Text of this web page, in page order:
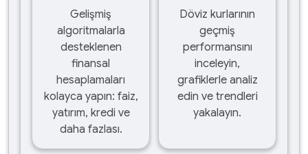
Gelişmiş
algoritmalarla
desteklenen
finansal
hesaplamaları
kolayca yapın: faiz,
yatırım, kredi ve
daha fazlası.
Döviz kurlarının
geçmiş
performansını
inceleyin,
grafiklerle analiz
edin ve trendleri
yakalayın.